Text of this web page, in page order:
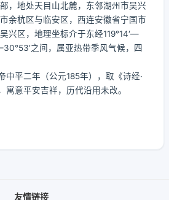
，地处天目山北麓，东邻湖州市吴兴
余杭区与临安区，西连安徽省宁国市
兴区，地理坐标介于东经119°14′—
之间，属亚热带季风气候，四
中平二年（公元185年），取《诗经·
寓意平安吉祥，历代沿用未改。
友情链接